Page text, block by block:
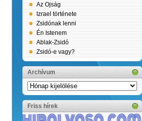
Az Ojság
Izrael története
Zsidónak lenni
Én Istenem
Ablak-Zsidó
Zsidó-e vagy?
Archívum
Archívum
Friss hírek